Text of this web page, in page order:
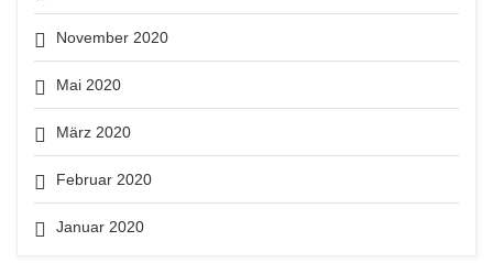
November 2020
Mai 2020
März 2020
Februar 2020
Januar 2020